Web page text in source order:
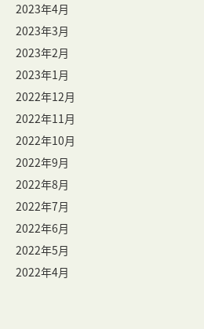
2023年4月
2023年3月
2023年2月
2023年1月
2022年12月
2022年11月
2022年10月
2022年9月
2022年8月
2022年7月
2022年6月
2022年5月
2022年4月